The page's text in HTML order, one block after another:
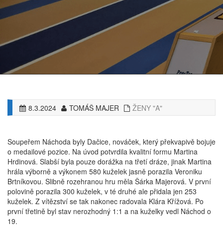
8.3.2024 TOMÁŠ MAJER ŽENY "A"
Soupeřem Náchoda byly Dačice, nováček, který překvapivě bojuje
o medailové pozice. Na úvod potvrdila kvalitní formu Martina
Hrdinová. Slabší byla pouze dorážka na třetí dráze, jinak Martina
hrála výborně a výkonem 580 kuželek jasně porazila Veroniku
Brtníkovou. Slibně rozehranou hru měla Šárka Majerová. V první
polovině porazila 300 kuželek, v té druhé ale přidala jen 253
kuželek. Z vítězství se tak nakonec radovala Klára Křížová. Po
první třetině byl stav nerozhodný 1:1 a na kuželky vedl Náchod o
19.